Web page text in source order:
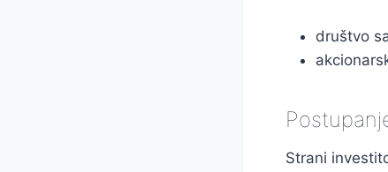
društvo
Strani